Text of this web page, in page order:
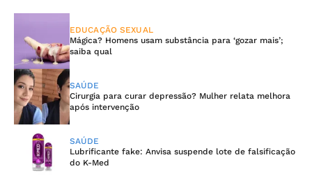
EDUCAÇÃO SEXUAL
Mágica? Homens usam substância para ‘gozar mais’;
saiba qual
SAÚDE
Cirurgia para curar depressão? Mulher relata melhora
após intervenção
SAÚDE
Lubrificante fake: Anvisa suspende lote de falsificação
do K-Med